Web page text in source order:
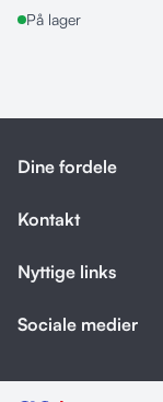
På lager
Dine fordele
Kontakt
Nyttige links
Sociale medier